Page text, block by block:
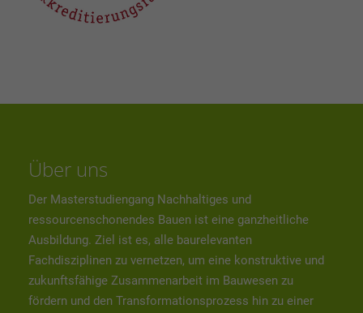
Über uns
Der Masterstudiengang Nachhaltiges und
ressourcenschonendes Bauen ist eine ganzheitliche
Ausbildung. Ziel ist es, alle baurelevanten
Fachdisziplinen zu vernetzen, um eine konstruktive und
zukunftsfähige Zusammenarbeit im Bauwesen zu
fördern und den Transformationsprozess hin zu einer